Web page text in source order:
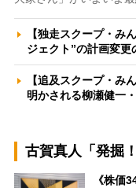
【独走スクープ・み
ジェクト”の計画変
【追及スクープ・み
明かされる柳瀬健一
古賀真人「発掘
《株価